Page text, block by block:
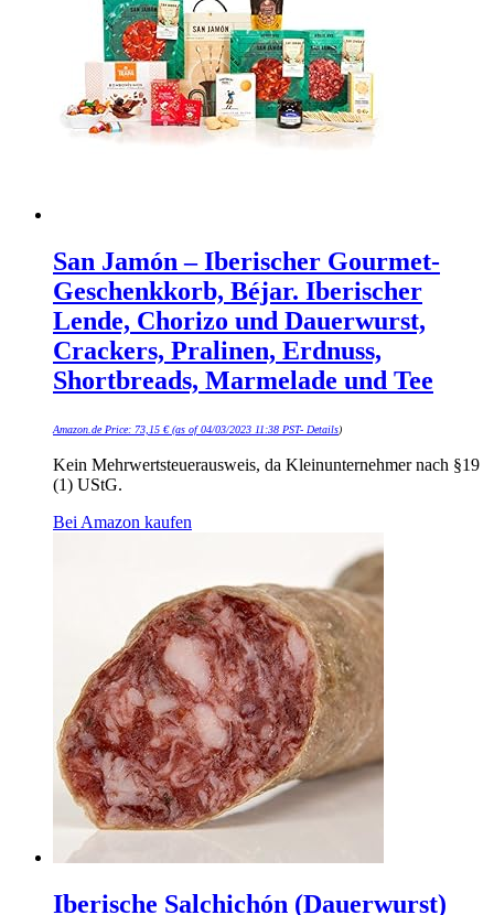
San Jamón – Iberischer Gourmet-
Geschenkkorb, Béjar. Iberischer
Lende, Chorizo und Dauerwurst,
Crackers, Pralinen, Erdnuss,
Shortbreads, Marmelade und Tee
Amazon.de Price: 73,15 €(as of 04/03/2023 11:38 PST- Details)
Kein Mehrwertsteuerausweis, da Kleinunternehmer nach §19
(1) UStG.
Bei Amazon kaufen
Iberische Salchichón (Dauerwurst)